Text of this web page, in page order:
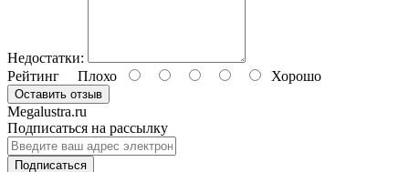
Недостатки:
Рейтинг Плохо Хорошо
Оставить отзыв
Megalustra.ru
Подписаться на рассылку
Подписаться